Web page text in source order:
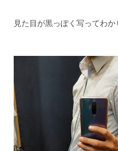
見た目が黒っぽく写ってわか